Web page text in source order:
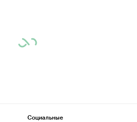
Социальные